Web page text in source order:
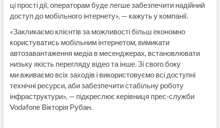
ці прості дії, операторам буде легше забезпечити надійний
доступ до мобільного інтернету», — кажуть у компанії.
«Закликаємо клієнтів за можливості більш економно
користуватись мобільним інтернетом, вимикати
автозавантаження медіа в месенджерах, встановлювати
низьку якість перегляду відео та інше. Зі свого боку
ми вживаємо всіх заходів і використовуємо всі доступні
технічні ресурси, аби забезпечити стабільну роботу
інфраструктури», — підкреслює керівниця прес-служби
Vodafone Вікторія Рубан.